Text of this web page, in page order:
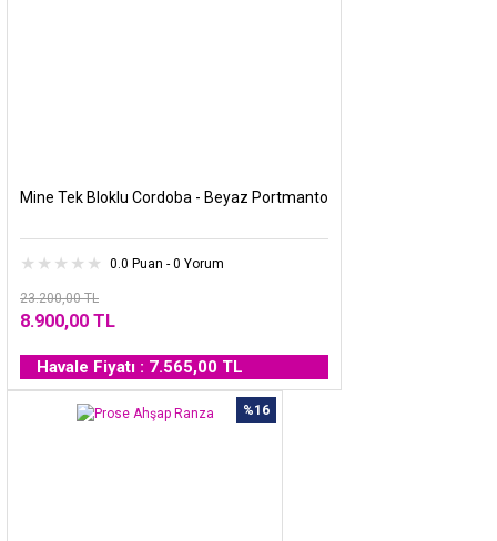
Mine Tek Bloklu Cordoba - Beyaz Portmanto
0.0 Puan - 0 Yorum
23.200,00 TL
8.900,00 TL
Havale Fiyatı : 7.565,00 TL
%16